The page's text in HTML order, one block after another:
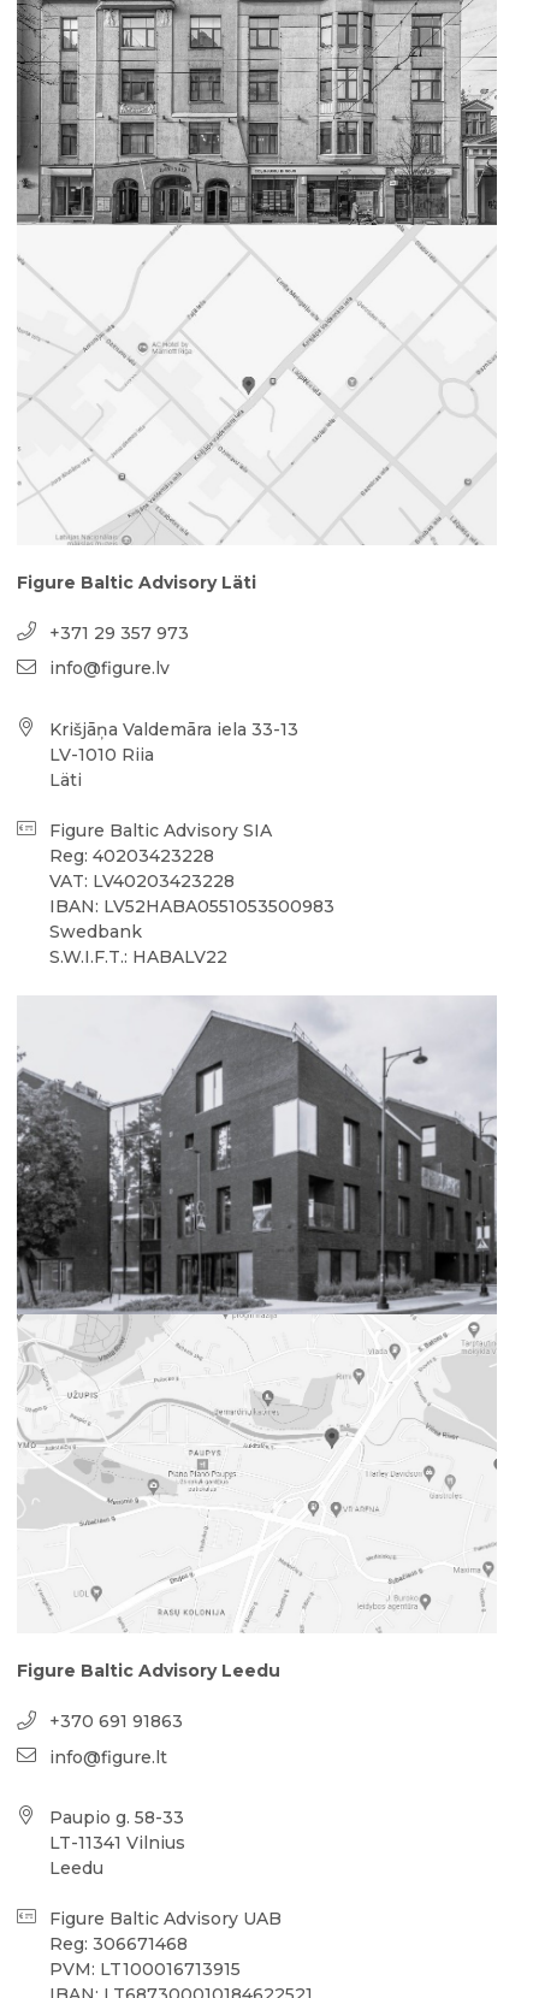
Figure Baltic Advisory Läti
+371 29 357 973
info@figure.lv
Krišjāņa Valdemāra iela 33-13
LV-1010 Riia
Läti
Figure Baltic Advisory SIA
Reg: 40203423228
VAT: LV40203423228
IBAN: LV52HABA0551053500983
Swedbank
S.W.I.F.T.: HABALV22
Figure Baltic Advisory Leedu
+370 691 91863
info@figure.lt
Paupio g. 58-33
LT-11341 Vilnius
Leedu
Figure Baltic Advisory UAB
Reg: 306671468
PVM: LT100016713915